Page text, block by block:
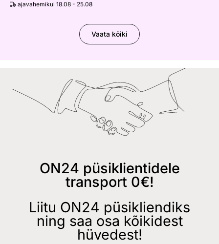
ajavahemikul 18.08 - 25.08
Vaata kõiki
ON24 püsiklientidele
transport 0€!
Liitu ON24 püsikliendiks
ning saa osa kõikidest
hüvedest!